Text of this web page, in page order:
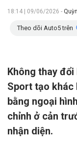
18:14 | 09/06/2026 -
Theo dõi Auto5 trên
Không thay
Sport tạo khác
bằng ngoại
chỉnh ở cản
nhận diện.